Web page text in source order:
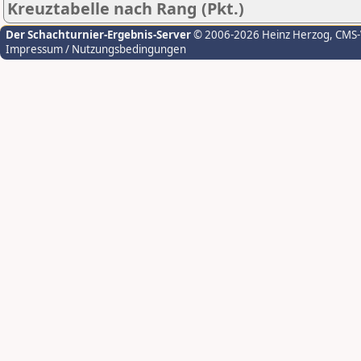
Kreuztabelle nach Rang (Pkt.)
Der Schachturnier-Ergebnis-Server© 2006-2026 Heinz Herzog,
Impressum / Nutzungsbedingungen